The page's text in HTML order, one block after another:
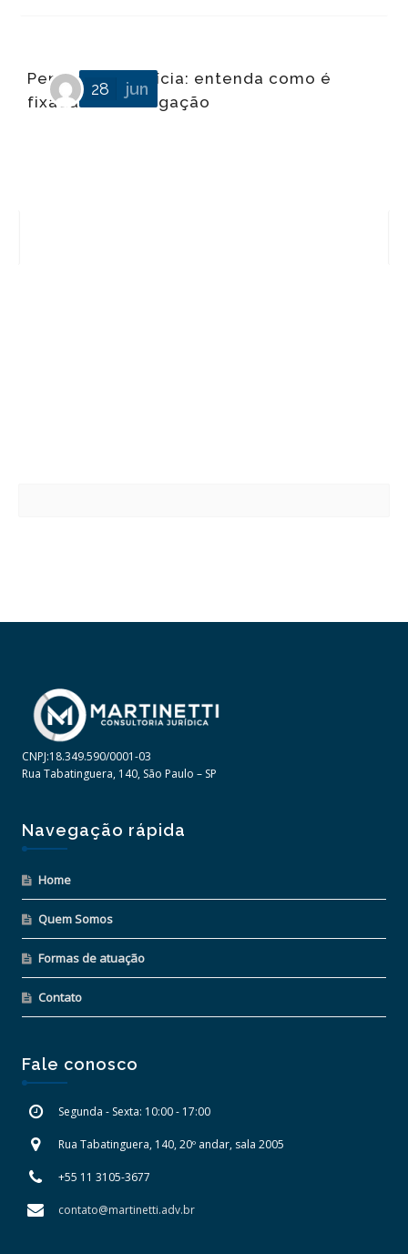
Pensão alimentícia: entenda como é
fixada essa obrigação
28 jun
CNPJ:18.349.590/0001-03
Rua Tabatinguera, 140, São Paulo – SP
Navegação rápida
Home
Quem Somos
Formas de atuação
Contato
Fale conosco
Segunda - Sexta: 10:00 - 17:00
Rua Tabatinguera, 140, 20º andar, sala 2005
+55 11 3105-3677
contato@martinetti.adv.br